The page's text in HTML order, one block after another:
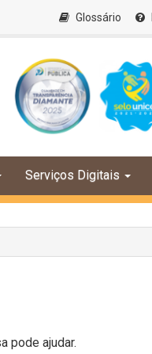
Glossário
Serviços Digitais
pode ajudar.